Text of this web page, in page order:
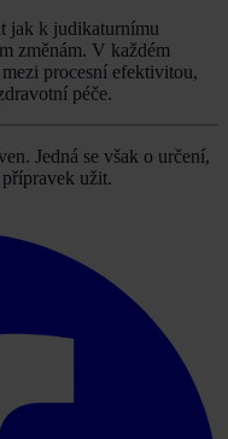
jak k judikaturnímu
změnám. V každém
procesní efektivitou,
péče.
Jedná se však o určení,
užit.